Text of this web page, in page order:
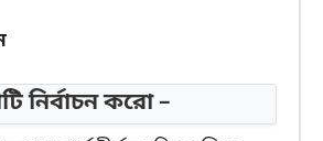
নির্বাচন করো –